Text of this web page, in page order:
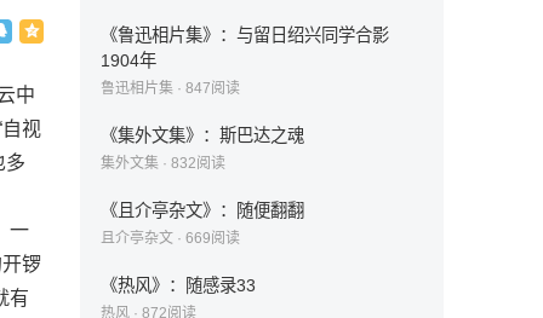
中
视
多
一
锣
有
《鲁迅相片集》：与留日绍兴同学合影
1904年
鲁迅相片集 · 847阅读
《集外文集》：斯巴达之魂
集外文集 · 832阅读
《且介亭杂文》：随便翻翻
且介亭杂文 · 669阅读
《热风》：随感录33
热风 · 872阅读